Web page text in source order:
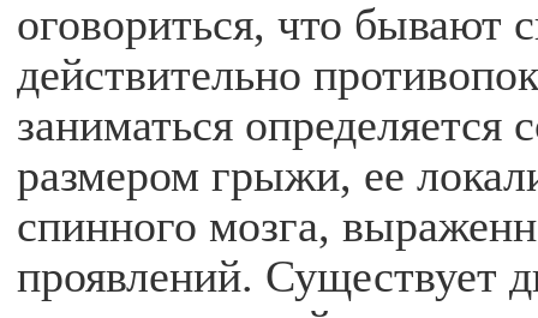
оговориться, что бывают
действительно
заниматься определяется
размером грыжи, ее
спинного мозга,
проявлений. Существует